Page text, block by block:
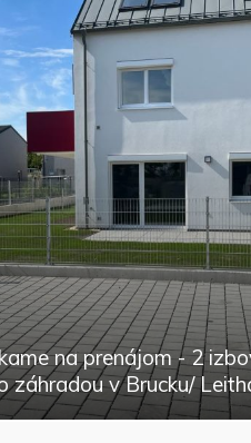
na prenájom - 2
záhradou v Brucku/